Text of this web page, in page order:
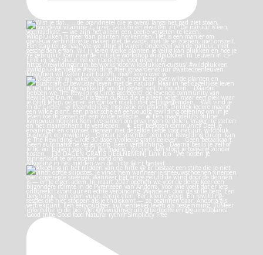
Misschien wil vaker naar buiten, meer leren over w
Afkoeling in het midden van de hitte 😀 Er bestaat
Good tribe Good food Natural rythm Simplicity Free